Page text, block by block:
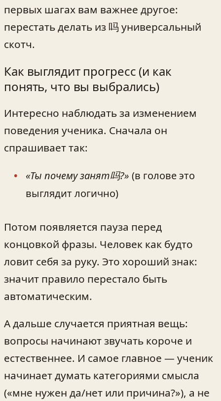
первых шагах вам важнее другое:
перестать делать из 吗 универсальный
скотч.
Как выглядит прогресс (и как
понять, что вы выбрались)
Интересно наблюдать за изменением
поведения ученика. Сначала он
спрашивает так:
«Ты почему занят吗?» (в голове это
выглядит логично)
Потом появляется пауза перед
концовкой фразы. Человек как будто
ловит себя за руку. Это хороший знак:
значит правило перестало быть
автоматическим.
А дальше случается приятная вещь:
вопросы начинают звучать короче и
естественнее. И самое главное — ученик
начинает думать категориями смысла
(«мне нужен да/нет или причина?»), а не